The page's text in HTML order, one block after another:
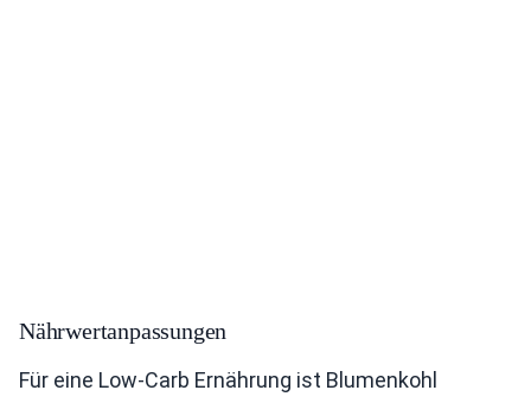
Nährwertanpassungen
Für eine Low-Carb Ernährung ist Blumenkohl